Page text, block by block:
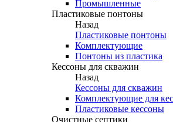
Промышленные
Пластиковые понтоны
Назад
Пластиковые понтоны
Комплектующие
Понтоны из пластика
Кессоны для скважин
Назад
Кессоны для скважин
Комплектующие для
Пластиковые кессоны
Очистные септики